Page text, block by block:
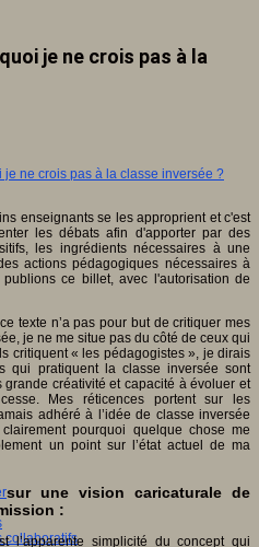
collaboratifs
je ne crois pas à la
enseignants se les approprient et c'est
les débats afin d'apporter par des
les ingrédients nécessaires à une
actions pédagogiques nécessaires à
ce billet, avec l'autorisation de
texte n’a pas pour but de critiquer mes
je ne me situe pas du côté de ceux qui
critiquent « les pédagogistes », je dirais
qui pratiquent la classe inversée sont
créativité et capacité à évoluer et
Mes réticences portent sur les
adhéré à l’idée de classe inversée
pourquoi quelque chose me
un point sur l’état actuel de ma
une vision caricaturale de
:
l’apparente simplicité du concept qui